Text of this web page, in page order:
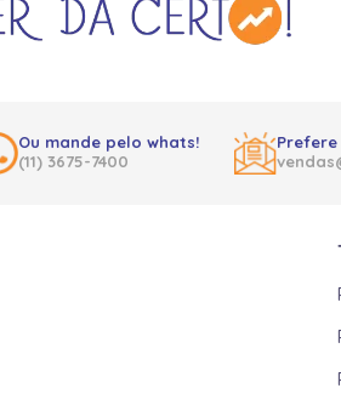
Ou mande pelo whats!
(11) 3675-7400
Prefere